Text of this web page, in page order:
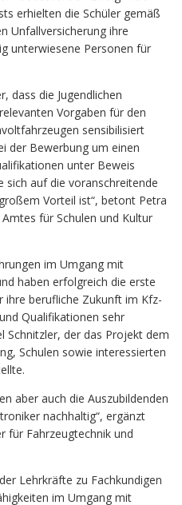
erhielten die Schüler gemäß
Unfallversicherung ihre
unterwiesene Personen für
dass die Jugendlichen
Vorgaben für den
sensibilisiert
der Bewerbung um einen
unter Beweis
sich auf die voranschreitende
Vorteil ist“, betont Petra
für Schulen und Kultur
im Umgang mit
haben erfolgreich die erste
ihre berufliche Zukunft im Kfz-
Qualifikationen sehr
Schnitzler, der das Projekt dem
Schulen sowie interessierten
aber auch die Auszubildenden
nachhaltig“, ergänzt
für Fahrzeugtechnik und
Lehrkräfte zu Fachkundigen
im Umgang mit